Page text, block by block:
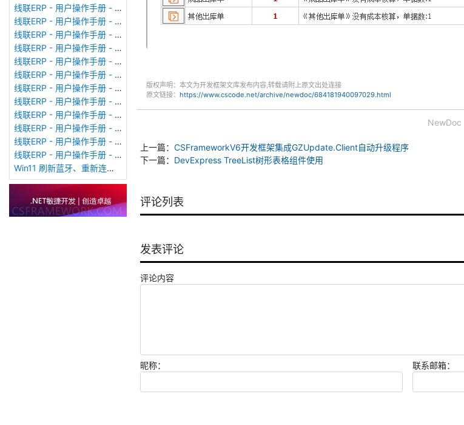
线联ERP - 用户操作手册 - 部门考勤报表
线联ERP - 用户操作手册 - 个人考勤报表
线联ERP - 用户操作手册 - 考勤计算
线联ERP - 用户操作手册 - 节假日管理
线联ERP - 用户操作手册 - 请假管理
线联ERP - 用户操作手册 - 补卡管理
线联ERP - 用户操作手册 - 考勤设备管理
线联ERP - 用户操作手册 - 考勤参数配置
线联ERP - 用户操作手册 - 考勤设备绑定
线联ERP - 用户操作手册 - 员工档案
线联ERP - 用户操作手册 - 班次管理
线联ERP - 用户操作手册 - 排班管理
Win11 刷新蓝牙、重新连接蓝牙音响
版权声明：本文为开发框架文库发布内容,转载请附上原文出处连接
原文链接： https://www.cscode.net/archive/newdoc/684181940097029.html
NewDoc
上一篇： CSFrameworkV6开发框架集成GZUpdate.Client自动升级程序
下一篇： DevExpress TreeList树形表格组件使用
评论列表
发表评论
评论内容
昵称： 联系邮箱：